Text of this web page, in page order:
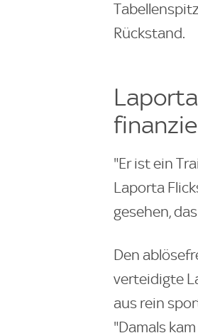
Rückstand.
"Er ist ein
Laporta
gesehen,
Den
verteidigte
aus rein
"Damals